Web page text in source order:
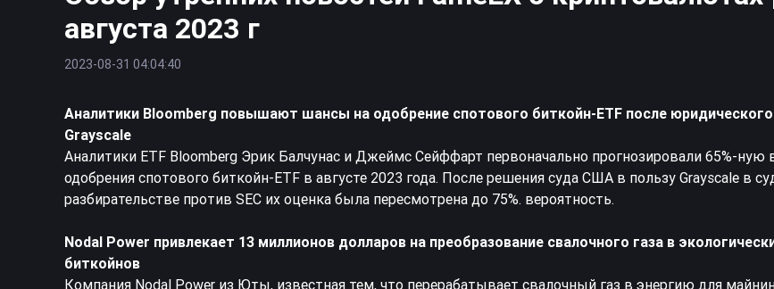
августа 2023 г
2023-08-31 04:04:40
Аналитики Bloomberg повышают шансы на одобрение спотового биткойн-ETF после
Grayscale
Аналитики ETF Bloomberg Эрик Балчунас и Джеймс Сейффарт первоначально прогнозировали 65%-ную
одобрения спотового биткойн-ETF в августе 2023 года. После решения суда США в пользу Grayscale в
разбирательстве против SEC их оценка была пересмотрена до 75%. вероятность.
Nodal Power привлекает 13 миллионов долларов на преобразование свалочного газа в
биткойнов
Компания Nodal Power из Юты, известная тем, что перерабатывает свалочный газ в энергию для